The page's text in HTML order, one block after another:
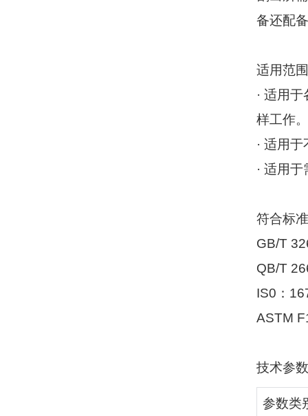
备还配
适用范围
· 适用于
样工作。
· 适用于
· 适用于
符合标准
GB/T
QB/T
IS0 ：
ASTM
技术参
参数类